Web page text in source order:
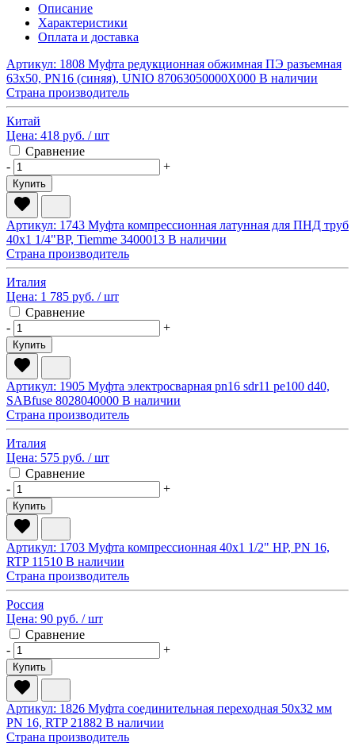
Описание
Характеристики
Оплата и доставка
Артикул: 1808 Муфта редукционная обжимная ПЭ разъемная
63х50, PN16 (синяя), UNIO 87063050000X000 В наличии
Страна производитель
Китай
Цена: 418 руб. / шт
Сравнение
-
+
Купить
Артикул: 1743 Муфта компрессионная латунная для ПНД труб
40х1 1/4"ВР, Tiemme 3400013 В наличии
Страна производитель
Италия
Цена: 1 785 руб. / шт
Сравнение
-
+
Купить
Артикул: 1905 Муфта электросварная pn16 sdr11 pe100 d40,
SABfuse 8028040000 В наличии
Страна производитель
Италия
Цена: 575 руб. / шт
Сравнение
-
+
Купить
Артикул: 1703 Муфта компрессионная 40х1 1/2" НР, PN 16,
RTP 11510 В наличии
Страна производитель
Россия
Цена: 90 руб. / шт
Сравнение
-
+
Купить
Артикул: 1826 Муфта соединительная переходная 50х32 мм
PN 16, RTP 21882 В наличии
Страна производитель